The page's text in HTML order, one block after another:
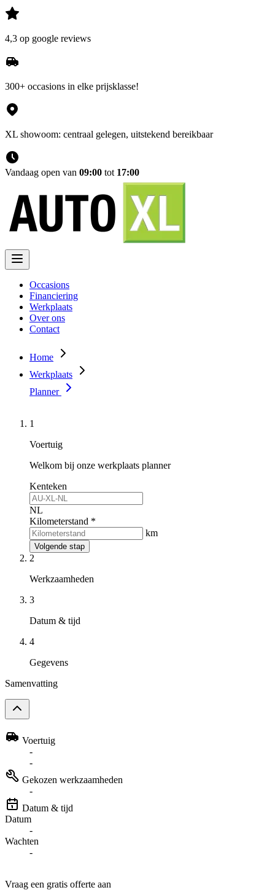
4,3 op google reviews
300+ occasions in elke prijsklasse!
XL showoom: centraal gelegen, uitstekend bereikbaar
Vandaag open van 09:00 tot 17:00
Occasions
Financiering
Werkplaats
Over ons
Contact
Home
Werkplaats
Planner
1
Voertuig
Welkom bij onze werkplaats planner
Kenteken
NL
Kilometerstand *
km
Volgende stap
2
Werkzaamheden
3
Datum & tijd
4
Gegevens
Samenvatting
Voertuig
-
-
Gekozen werkzaamheden
-
Datum & tijd
Datum
-
Wachten
-
Vraag een gratis offerte aan